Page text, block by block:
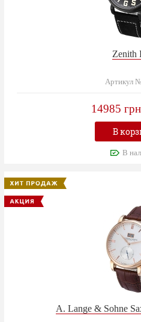
Zenith
Артикул
14985 грн
В
В
A. Lange & Sohne